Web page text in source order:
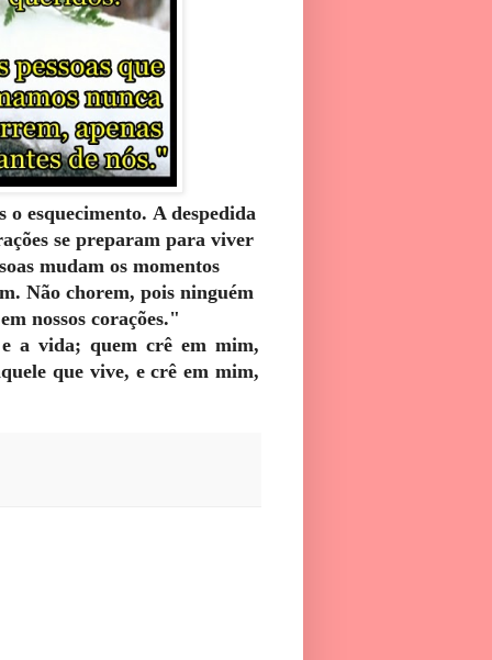
o esquecimento. A despedida
se preparam para viver
mudam os momentos
Não chorem, pois ninguém
nossos corações."
e a vida; quem crê em mim,
que vive, e crê em mim,